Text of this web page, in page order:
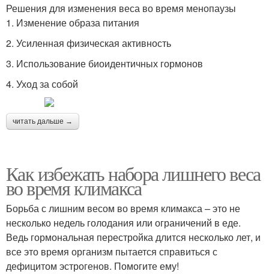
Решения для изменения веса во время менопаузы
1. Изменение образа питания
2. Усиленная физическая активность
3. Использование биоидентичных гормонов
4. Уход за собой
читать дальше →
Как избежать набора лишнего веса
во время климакса
Борьба с лишним весом во время климакса – это не
несколько недель голодания или ограничений в еде.
Ведь гормональная перестройка длится несколько лет, и
все это время организм пытается справиться с
дефицитом эстрогенов. Помогите ему!